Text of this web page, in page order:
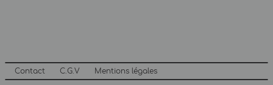
Contact C.G.V Mentions légales